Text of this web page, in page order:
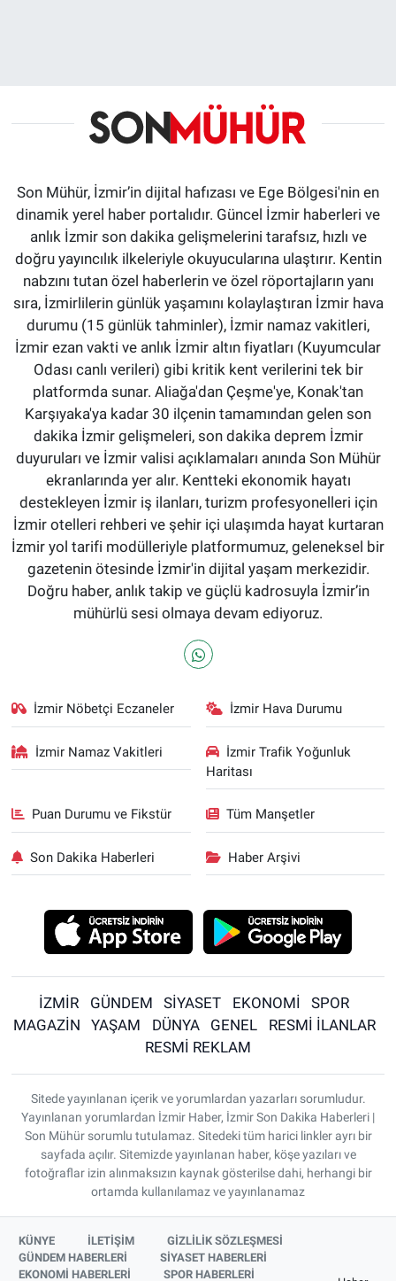
Son Mühür, İzmir’in dijital hafızası ve Ege Bölgesi'nin en
dinamik yerel haber portalıdır. Güncel İzmir haberleri ve
anlık İzmir son dakika gelişmelerini tarafsız, hızlı ve
doğru yayıncılık ilkeleriyle okuyucularına ulaştırır. Kentin
nabzını tutan özel haberlerin ve özel röportajların yanı
sıra, İzmirlilerin günlük yaşamını kolaylaştıran İzmir hava
durumu (15 günlük tahminler), İzmir namaz vakitleri,
İzmir ezan vakti ve anlık İzmir altın fiyatları (Kuyumcular
Odası canlı verileri) gibi kritik kent verilerini tek bir
platformda sunar. Aliağa'dan Çeşme'ye, Konak'tan
Karşıyaka'ya kadar 30 ilçenin tamamından gelen son
dakika İzmir gelişmeleri, son dakika deprem İzmir
duyuruları ve İzmir valisi açıklamaları anında Son Mühür
ekranlarında yer alır. Kentteki ekonomik hayatı
destekleyen İzmir iş ilanları, turizm profesyonelleri için
İzmir otelleri rehberi ve şehir içi ulaşımda hayat kurtaran
İzmir yol tarifi modülleriyle platformumuz, geleneksel bir
gazetenin ötesinde İzmir'in dijital yaşam merkezidir.
Doğru haber, anlık takip ve güçlü kadrosuyla İzmir’in
mühürlü sesi olmaya devam ediyoruz.
İzmir Nöbetçi Eczaneler İzmir Hava Durumu
İzmir Namaz Vakitleri
İzmir Trafik Yoğunluk
Haritası
Puan Durumu ve Fikstür Tüm Manşetler
Son Dakika Haberleri Haber Arşivi
İZMİR GÜNDEM SİYASET EKONOMİ
SPOR
MAGAZİN
YAŞAM DÜNYA GENEL
RESMİ İLANLAR
RESMİ REKLAM
Sitede yayınlanan içerik ve yorumlardan yazarları sorumludur.
Yayınlanan yorumlardan İzmir Haber, İzmir Son Dakika Haberleri |
Son Mühür sorumlu tutulamaz. Sitedeki tüm harici linkler ayrı bir
sayfada açılır. Sitemizde yayınlanan haber, köşe yazıları ve
fotoğraflar izin alınmaksızın kaynak gösterilse dahi, herhangi bir
ortamda kullanılamaz ve yayınlanamaz
KÜNYE İLETİŞİM
GİZLİLİK SÖZLEŞMESİ
GÜNDEM HABERLERİ
SİYASET HABERLERİ
EKONOMİ HABERLERİ
SPOR HABERLERİ